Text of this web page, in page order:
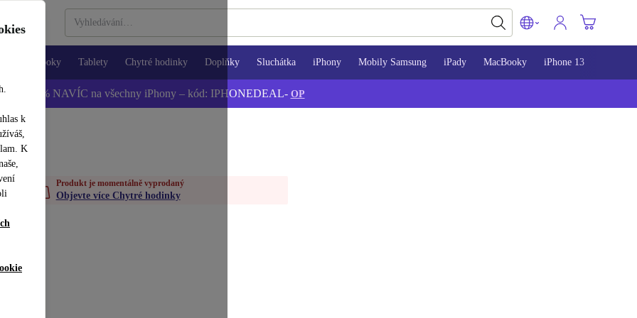
k
K
Notebooky Tablety Chytré hodinky Doplňky Sluchátka iPhony Mobily Samsung iPady MacBooky iPhone 13
📱 -5 % NAVÍC na všechny iPhony – kód: IPHONEDEAL- OP
Produkt je momentálně vyprodaný
Objevte více Chytré hodinky